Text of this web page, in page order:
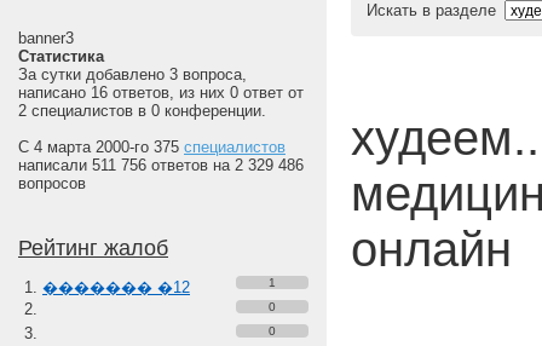
banner3
Статистика
За сутки добавлено 3 вопроса,
написано 16 ответов, из них 0 ответ от
2 специалистов в 0 конференции.
С 4 марта 2000-го 375 специалистов
написали 511 756 ответов на 2 329 486
вопросов
Рейтинг жалоб
������� �12
1
0
0
Искать в разделе
онлайн